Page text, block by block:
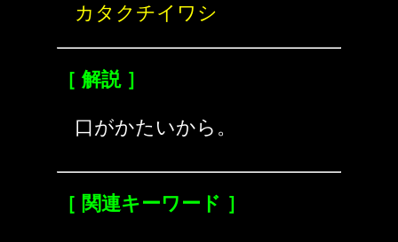
カタクチイワシ
［ 解説 ］
口がかたいから。
［ 関連キーワード ］